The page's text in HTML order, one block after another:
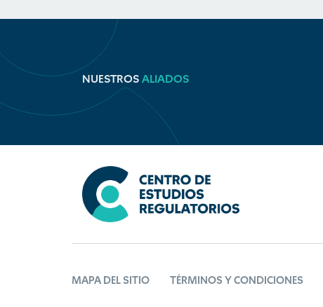
NUESTROS ALIADOS
MAPA DEL SITIO TÉRMINOS Y CONDICIONES